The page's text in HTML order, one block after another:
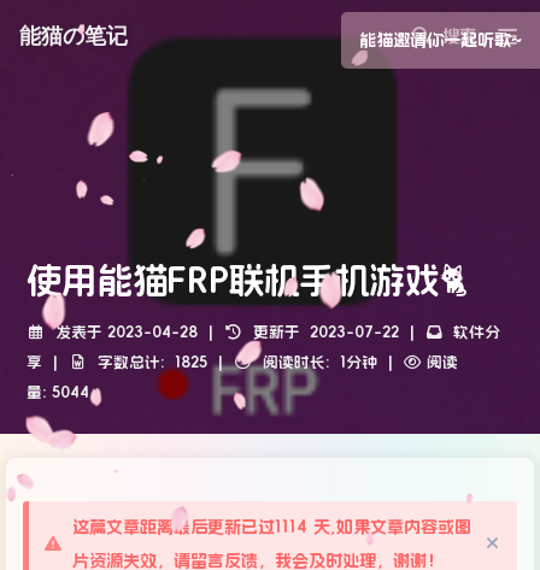
使用能猫FRP联机手机游戏🐈
发表于 2023-04-28 | 更新于 2023-07-22 |
软件分
享
| 字数总计: 1825 | 阅读时长: 1分钟 |
阅读
量: 5044
能猫の笔记
这篇文章距离最后更新已过1114 天,如果文章内容或图
片资源失效，请留言反馈，我会及时处理，谢谢！
能猫邀请你一起听歌~